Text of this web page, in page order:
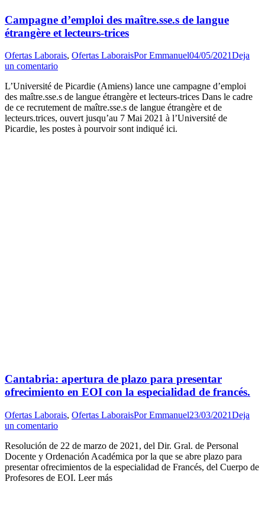
Campagne d’emploi des maître.sse.s de langue
étrangère et lecteurs-trices
Ofertas Laborais, Ofertas LaboraisPorEmmanuel04/05/2021Deja
un comentario
L’Université de Picardie (Amiens) lance une campagne d’emploi
des maître.sse.s de langue étrangère et lecteurs-trices Dans le cadre
de ce recrutement de maître.sse.s de langue étrangère et de
lecteurs.trices, ouvert jusqu’au 7 Mai 2021 à l’Université de
Picardie, les postes à pourvoir sont indiqué ici.
Cantabria: apertura de plazo para presentar
ofrecimiento en EOI con la especialidad de francés.
Ofertas Laborais, Ofertas LaboraisPorEmmanuel23/03/2021Deja
un comentario
Resolución de 22 de marzo de 2021, del Dir. Gral. de Personal
Docente y Ordenación Académica por la que se abre plazo para
presentar ofrecimientos de la especialidad de Francés, del Cuerpo de
Profesores de EOI. Leer más